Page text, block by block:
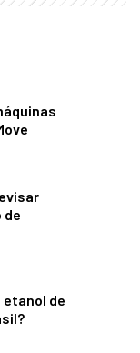
de
etanol de